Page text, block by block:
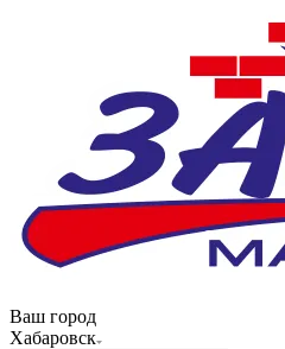
Ваш город
Хабаровск